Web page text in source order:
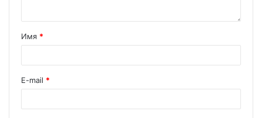
Имя *
E-mail *